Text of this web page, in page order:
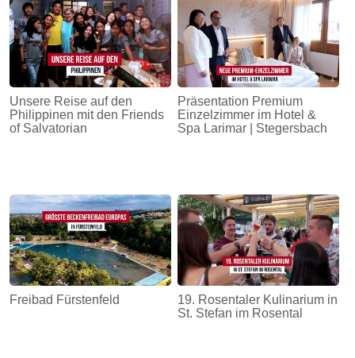
Unsere Reise auf den
Philippinen mit den Friends
of Salvatorian
Präsentation Premium
Einzelzimmer im Hotel &
Spa Larimar | Stegersbach
Freibad Fürstenfeld
19. Rosentaler Kulinarium in
St. Stefan im Rosental